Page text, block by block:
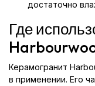
достаточно
Где
Керамогранит
в применении. Его